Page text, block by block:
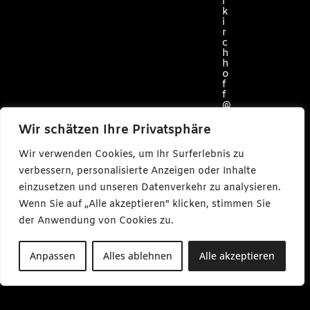
Wir schätzen Ihre Privatsphäre
Wir verwenden Cookies, um Ihr Surferlebnis zu
verbessern, personalisierte Anzeigen oder Inhalte
einzusetzen und unseren Datenverkehr zu analysieren.
Wenn Sie auf „Alle akzeptieren" klicken, stimmen Sie
der Anwendung von Cookies zu.
Anpassen Alles ablehnen Alle akzeptieren
k
i
r
c
h
h
o
f
f
@
l
m
a
k
e
s
m
i
a
.
d